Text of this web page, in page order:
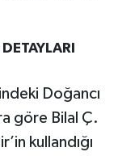
Doğancı
göre Bilal Ç.
kullandığı